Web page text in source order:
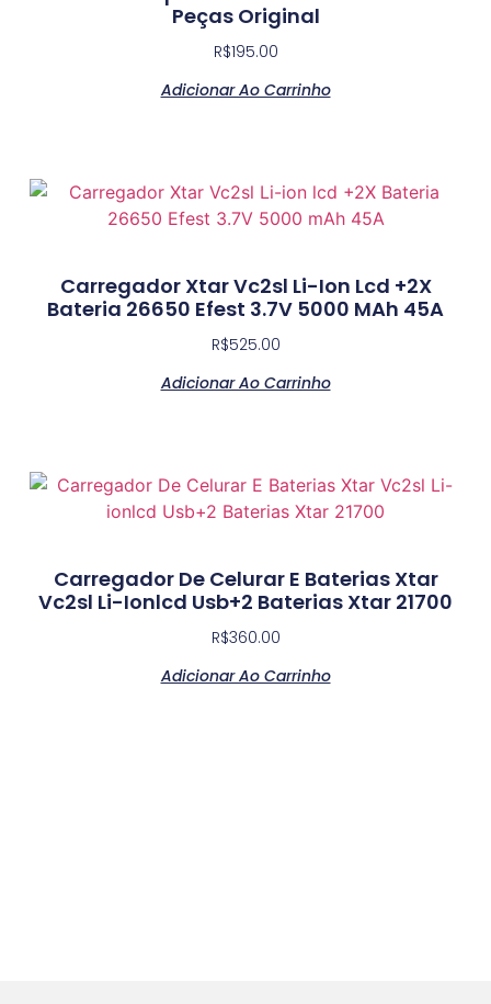
Peças Original
R$195.00
Adicionar Ao Carrinho
Carregador Xtar Vc2sl Li-Ion Lcd +2X
Bateria 26650 Efest 3.7V 5000 MAh 45A
R$525.00
Adicionar Ao Carrinho
Carregador De Celurar E Baterias Xtar
Vc2sl Li-Ionlcd Usb+2 Baterias Xtar 21700
R$360.00
Adicionar Ao Carrinho